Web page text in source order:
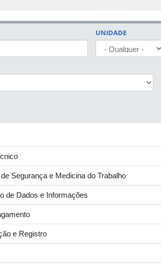
UNIDADE
Segurança e Medicina do Trabalho
de Dados e Informações
e Registro